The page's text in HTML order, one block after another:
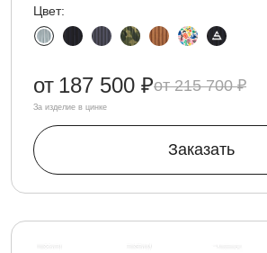
Цвет:
215 700 ₽
от 187 500 ₽
За изделие в цинке
Заказать